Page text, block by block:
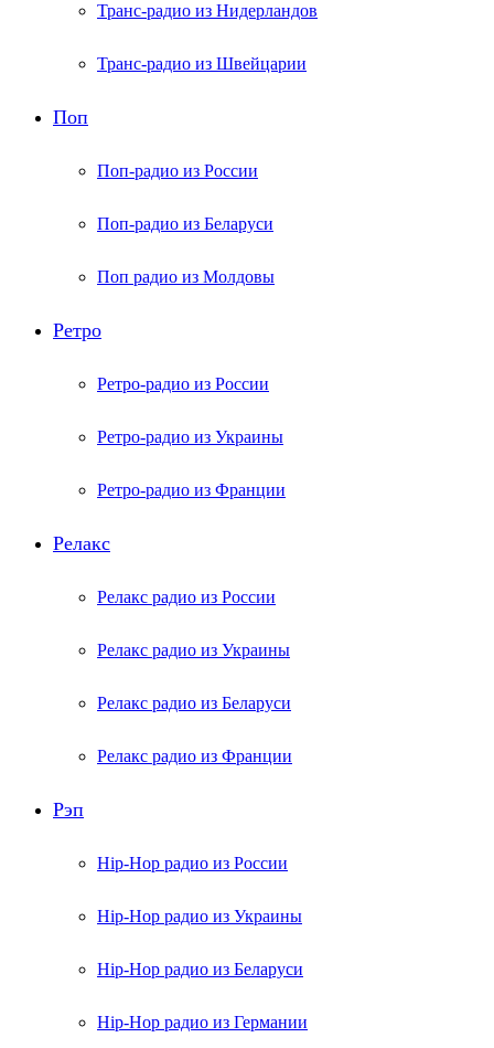
Транс-радио из Нидерландов
Транс-радио из Швейцарии
Поп
Поп-радио из России
Поп-радио из Беларуси
Поп радио из Молдовы
Ретро
Ретро-радио из России
Ретро-радио из Украины
Ретро-радио из Франции
Релакс
Релакс радио из России
Релакс радио из Украины
Релакс радио из Беларуси
Релакс радио из Франции
Рэп
Hip-Hop радио из России
Hip-Hop радио из Украины
Hip-Hop радио из Беларуси
Hip-Hop радио из Германии